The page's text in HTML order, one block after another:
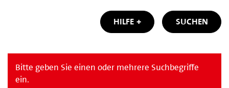
HILFE SUCHEN
Bitte geben Sie einen oder mehrere Suchbegriffe
ein.